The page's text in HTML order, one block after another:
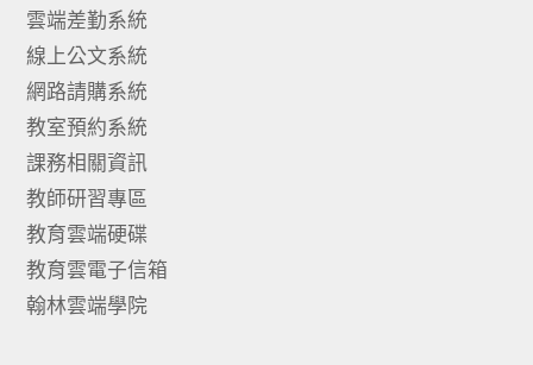
雲端差勤系統
線上公文系統
網路請購系統
教室預約系統
課務相關資訊
教師研習專區
教育雲端硬碟
教育雲電子信箱
翰林雲端學院